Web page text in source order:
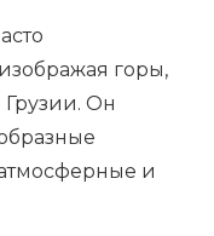
горы,
Он
и